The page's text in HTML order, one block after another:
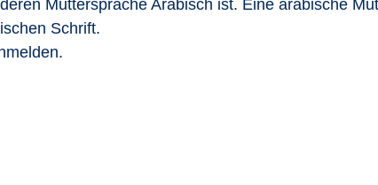
Muttersprache Arabisch ist. Eine arabische
Schrift.